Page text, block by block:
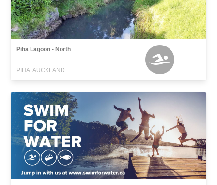
Piha Lagoon - North
PIHA, AUCKLAND